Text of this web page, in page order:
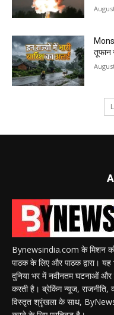
तूफान
Bynewsindia.com के मिशन को
पाठक के लिए और पाठक द्वारा।
दुनिया भर में नवीनतम घटनाओं
करती है। ब्रेकिंग न्यूज, राजनीति,
विस्तृत श्रृंखला के साथ,